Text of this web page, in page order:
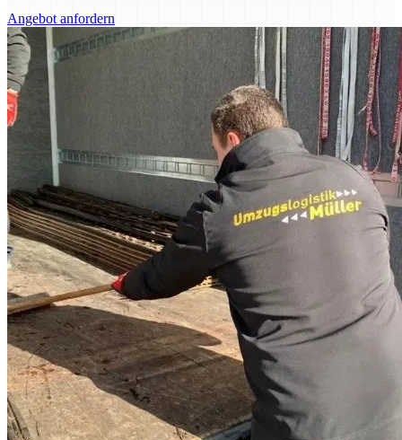
Angebot anfordern